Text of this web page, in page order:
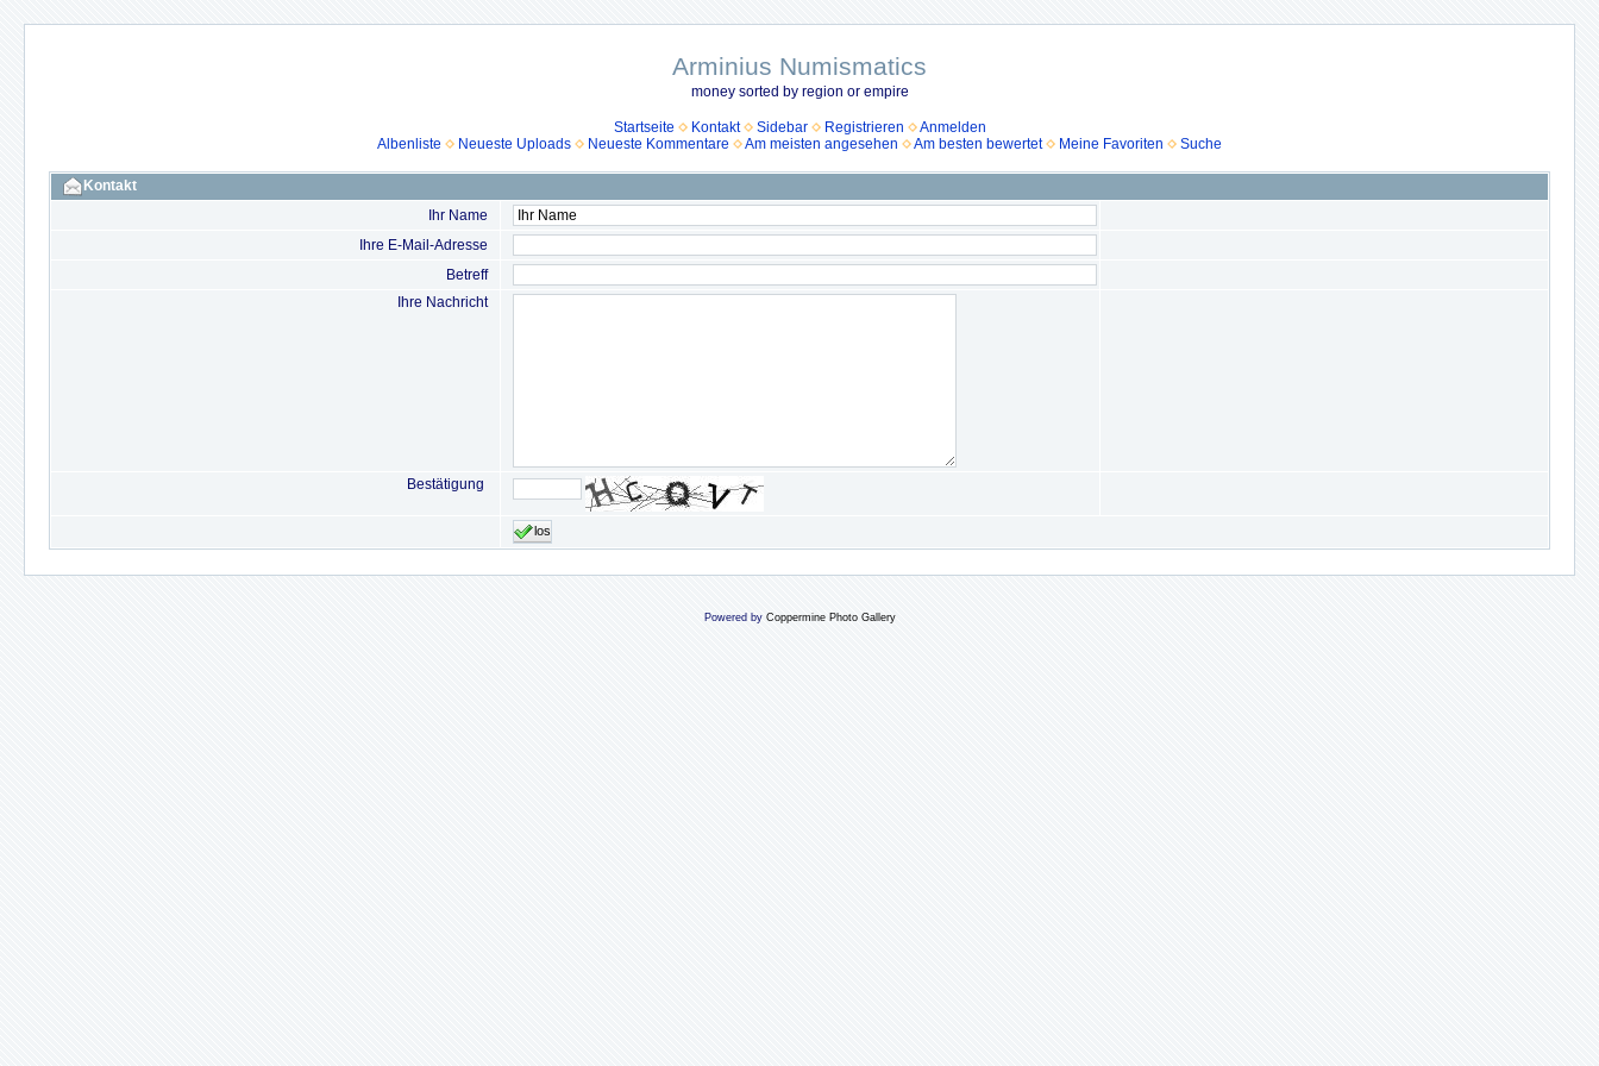
Arminius Numismatics
money sorted by region or empire
Startseite Kontakt Sidebar Registrieren
Anmelden
Albenliste
Neueste Uploads Neueste Kommentare Am meisten angesehen Am besten bewertet Meine Favoriten Suche
Kontakt
Ihr Name
Ihre E-Mail-Adresse
Betreff
Ihre Nachricht
Bestätigung
los
Powered by Coppermine Photo Gallery